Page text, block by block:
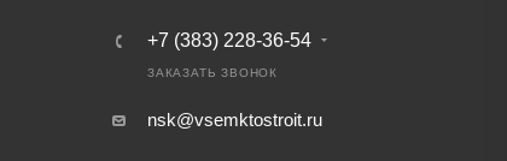
+7 (383) 228-36-54
ЗАКАЗАТЬ ЗВОНОК
nsk@vsemktostroit.ru